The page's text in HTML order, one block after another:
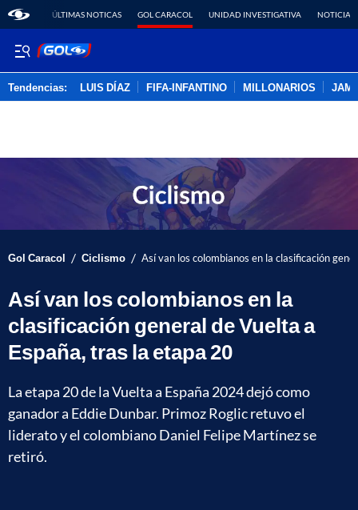
ÚLTIMAS NOTICAS GOL CARACOL UNIDAD INVESTIGATIVA NOTICIAS
Tendencias: LUIS DÍAZ FIFA-INFANTINO MILLONARIOS
Gol Caracol / Ciclismo / Así van los colombianos en la clasificación
Así van los colombianos en la
clasificación general de Vuelta a
España, tras la etapa 20
La etapa 20 de la Vuelta a España 2024 dejó como
ganador a Eddie Dunbar. Primoz Roglic retuvo el
liderato y el colombiano Daniel Felipe Martínez se
retiró.